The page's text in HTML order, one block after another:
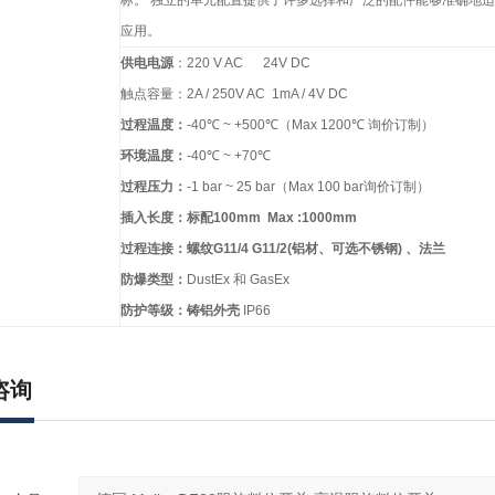
应用。
供电电源： 220 V AC 24V DC
触点容量： 2A / 250V AC 1mA / 4V DC
过程温度： -40℃~ +500℃（ Max 1200℃ 询价订制）
环境温度： -40℃~ +70℃
过程压力： -1 bar ~ 25 bar（ Max 100 bar询价订制）
插入长度：标配100mm Max :1000mm
过程连接：螺纹G11/4 G11/2(铝材、可选不锈钢) 、法兰
防爆类型： DustEx 和 GasEx
防护等级：铸铝外壳
IP66
询